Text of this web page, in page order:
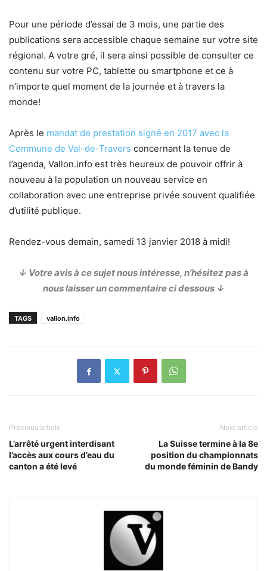
Pour une période d’essai de 3 mois, une partie des
publications sera accessible chaque semaine sur votre site
régional. A votre gré, il sera ainsi possible de consulter ce
contenu sur votre PC, tablette ou smartphone et ce à
n’importe quel moment de la journée et à travers la
monde!
Après le mandat de prestation signé en 2017 avec la
Commune de Val-de-Travers concernant la tenue de
l’agenda, Vallon.info est très heureux de pouvoir offrir à
nouveau à la population un nouveau service en
collaboration avec une entreprise privée souvent qualifiée
d’utilité publique.
Rendez-vous demain, samedi 13 janvier 2018 à midi!
↓ Votre avis à ce sujet nous intéresse, n’hésitez pas à
nous laisser un commentaire ci dessous ↓
TAGS vallon.info
Previous article
L’arrêté urgent interdisant
l’accès aux cours d’eau du
canton a été levé
Next article
La Suisse termine à la 8e
position du championnats
du monde féminin de Bandy